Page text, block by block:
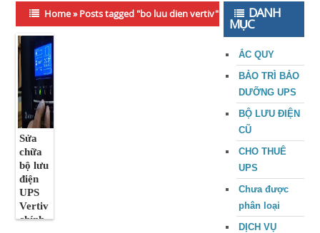
Home»Posts tagged "bo luu dien vertiv"
Sửa
chữa
bộ lưu
điện
UPS
Vertiv
chính
DANH
MỤC
ẮC QUY
BẢO TRÌ BẢO
DƯỠNG UPS
BỘ LƯU ĐIỆN
CŨ
CHO THUÊ
UPS
Chưa được
phân loại
DỊCH VỤ